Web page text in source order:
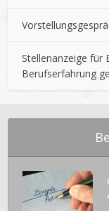
Stellenanzeige für
Berufserfahrung